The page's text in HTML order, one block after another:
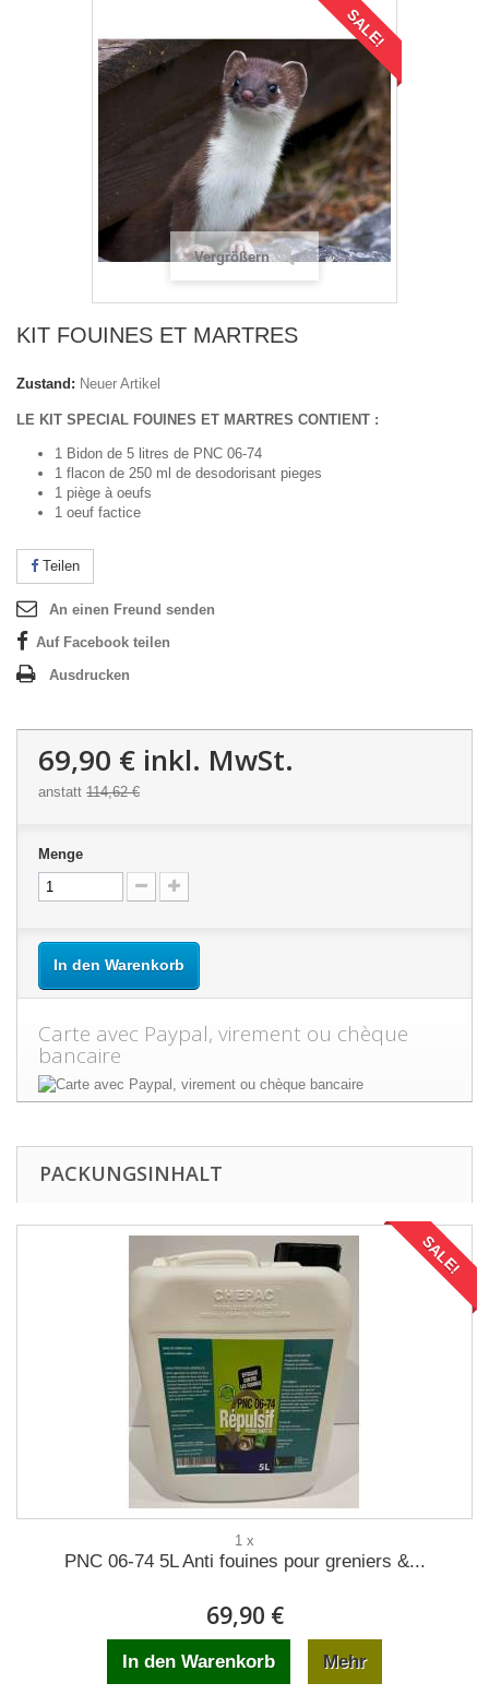
SALE!
Vergrößern
KIT FOUINES ET MARTRES
Zustand: Neuer Artikel
LE KIT SPECIAL FOUINES ET MARTRES CONTIENT :
1 Bidon de 5 litres de PNC 06-74
1 flacon de 250 ml de desodorisant pieges
1 piège à oeufs
1 oeuf factice
Teilen
An einen Freund senden
Auf Facebook teilen
Ausdrucken
69,90 € inkl. MwSt.
anstatt 114,62 €
Menge
In den Warenkorb
Carte avec Paypal, virement ou chèque
bancaire
PACKUNGSINHALT
SALE!
1 x
PNC 06-74 5L Anti fouines pour greniers &...
69,90 €
In den Warenkorb Mehr